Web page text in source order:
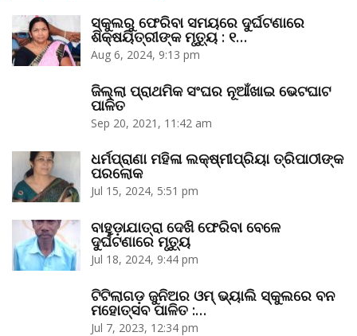
ସ୍କୁଲରୁ ଫେରିବା ସମୟରେ ଦୁର୍ଘଟଣାରେ
ଶିକ୍ଷୟିତ୍ରୀଙ୍କ ମୃତ୍ୟୁ : ୧…
Aug 6, 2024, 9:13 pm
ଜିଲ୍ଲା ପ୍ରାଥମିକ ସଂଘର ନୂଆଁଖାଇ ଭେଟଘାଟ
ପାଳିତ
Sep 20, 2021, 11:42 am
ଧର୍ମପ୍ରାଣା ମହିଳା ଲକ୍ଷ୍ମୀପ୍ରିୟା ତ୍ରିପାଠୀଙ୍କ
ପରଲୋକ
Jul 15, 2024, 5:51 pm
ବାହୁଡ଼ାଯାତ୍ରା ଦେଖି ଫେରିବା ବେଳେ
ଦୁର୍ଘଟଣାରେ ମୃତ୍ୟୁ
Jul 18, 2024, 9:44 pm
ଟିଟିଲାଗଡ଼ ଜୁନିଅର ଓମ୍‌ ଭ୍ୟାଲି ସ୍କୁଲରେ ବନ
ମହୋତ୍ସବ ପାଳିତ :…
Jul 7, 2023, 12:34 pm